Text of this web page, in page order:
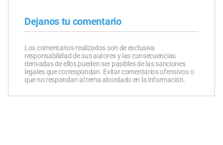
Dejanos tu comentario
Los comentarios realizados son de exclusiva
responsabilidad de sus autores y las consecuencias
derivadas de ellos pueden ser pasibles de las sanciones
legales que correspondan. Evitar comentarios ofensivos o
que no respondan al tema abordado en la información.